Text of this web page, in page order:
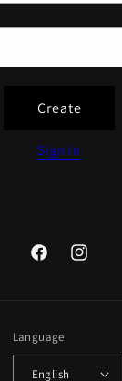
Create
Sign in
FacebookInstagram
Language
English